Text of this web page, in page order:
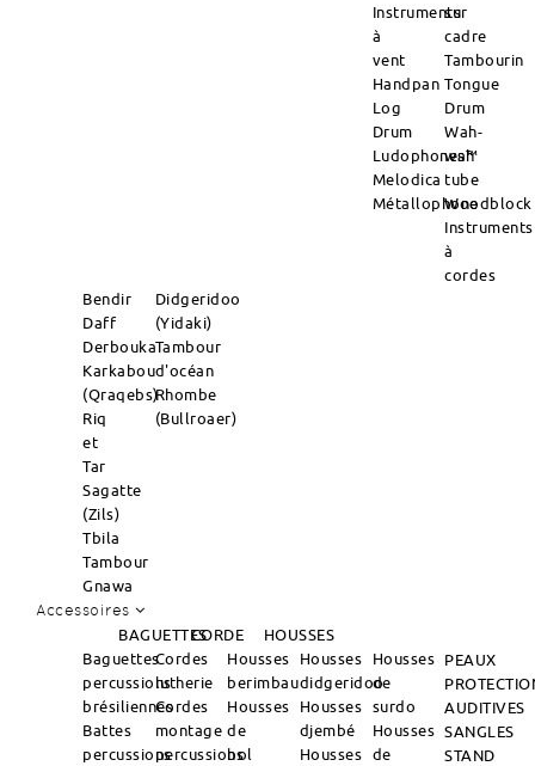
Instruments
à
vent
Handpan
Log
Drum
Ludophones™
Melodica
Métallophone
sur
cadre
Tambourin
Tongue
Drum
Wah-
wah
tube
Woodblock
Instruments
à
cordes
Bendir
Daff
Derbouka
Karkabou
(Qraqebs)
Riq
et
Tar
Sagatte
(Zils)
Tbila
Tambour
Gnawa
Didgeridoo
(Yidaki)
Tambour
d'océan
Rhombe
(Bullroaer)
Accessoires
BAGUETTESCORDE
HOUSSES
Baguettes
percussions
brésiliennes
Battes
percussions
Cordes
lutherie
Cordes
montage
percussions
Housses
berimbau
Housses
de
bol
Housses
didgeridoo
Housses
djembé
Housses
Housses
de
surdo
Housses
de
PEAUX
AUDITIVES
SANGLES
STAND